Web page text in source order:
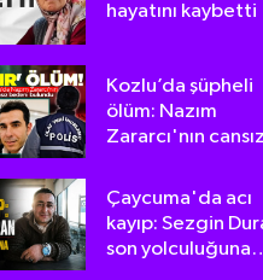
hayatını kaybetti
Kozlu’da şüpheli
ölüm: Nazım
Zararcı'nın cansız
Çaycuma'da acı
kayıp: Sezgin
son yolculuğuna